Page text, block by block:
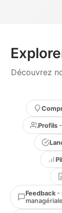
Découvrez
Profils
Feedback -
managériale